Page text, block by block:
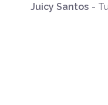
Juicy Santos -